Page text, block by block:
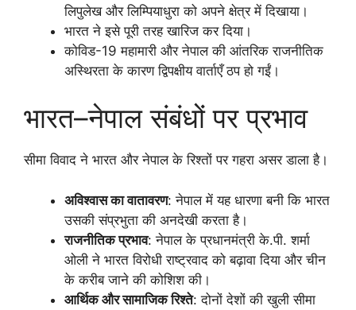
लिपुलेख और लिम्पियाधुरा को अपने क्षेत्र में दिखाया।
भारत ने इसे पूरी तरह खारिज कर दिया।
कोविड-19 महामारी और नेपाल की आंतरिक राजनीतिक
अस्थिरता के कारण द्विपक्षीय वार्ताएँ ठप हो गईं।
भारत–नेपाल संबंधों पर प्रभाव
सीमा विवाद ने भारत और नेपाल के रिश्तों पर गहरा असर डाला है।
अविश्वास का वातावरण: नेपाल में यह धारणा बनी कि भारत
उसकी संप्रभुता की अनदेखी करता है।
राजनीतिक प्रभाव: नेपाल के प्रधानमंत्री के.पी. शर्मा
ओली ने भारत विरोधी राष्ट्रवाद को बढ़ावा दिया और चीन
के करीब जाने की कोशिश की।
आर्थिक और सामाजिक रिश्ते: दोनों देशों की खुली सीमा